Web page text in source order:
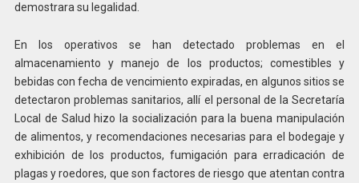
demostrara su legalidad.
En los operativos se han detectado problemas en el
almacenamiento y manejo de los productos; comestibles y
bebidas con fecha de vencimiento expiradas, en algunos sitios se
detectaron problemas sanitarios, allí el personal de la Secretaría
Local de Salud hizo la socialización para la buena manipulación
de alimentos, y recomendaciones necesarias para el bodegaje y
exhibición de los productos, fumigación para erradicación de
plagas y roedores, que son factores de riesgo que atentan contra